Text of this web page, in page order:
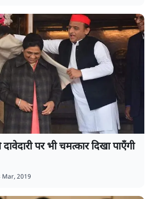
दावेदारी पर भी चमत्कार दिखा पाएँगी
Mar, 2019